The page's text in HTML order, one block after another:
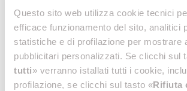
Questo sito web utilizza cookie tecnici
efficace funzionamento del sito, analitici
statistiche e di profilazione per mostrare
pubblicitari personalizzati. Se clicchi sul
tutti» verranno istallati tutti i cookie,
profilazione, se clicchi sul tasto «Rifiuta